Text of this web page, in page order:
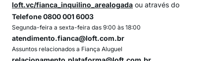
loft.vc/fianca_inquilino_arealogada ou através do
Telefone 0800 001 6003
Segunda-feira a sexta-feira das 9:00 às 18:00
atendimento.fianca@loft.com.br
Assuntos relacionados a Fiança Aluguel